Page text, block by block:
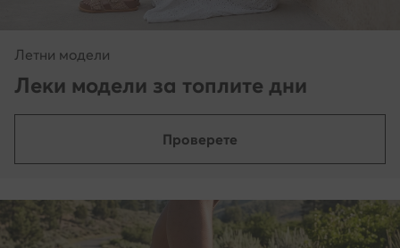
Летни модели
Леки модели за топлите дни
Проверете